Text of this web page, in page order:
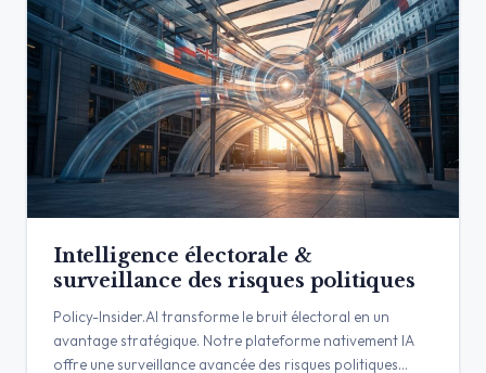
Intelligence électorale &
surveillance des risques politiques
Policy-Insider.AI transforme le bruit électoral en un
avantage stratégique. Notre plateforme nativement IA
offre une surveillance avancée des risques politiques